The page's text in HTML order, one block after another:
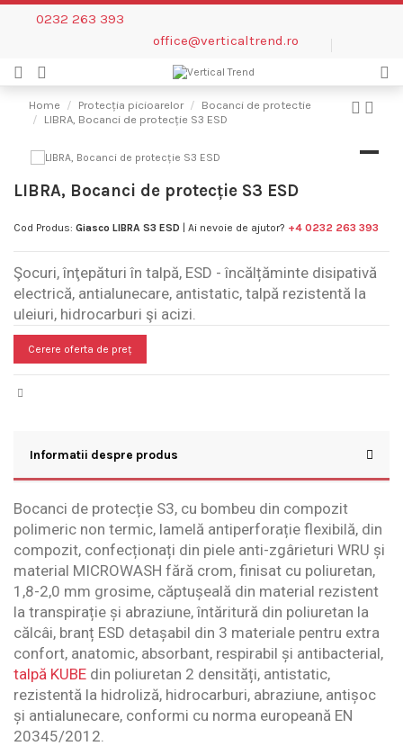
0232 263 393
office@verticaltrend.ro
Home Protecția picioarelor
Bocanci de protectie
LIBRA, Bocanci de protecție S3 ESD
LIBRA, Bocanci de protecție S3 ESD
Cod Produs: Giasco LIBRA S3 ESD | Ai nevoie de ajutor? +4 0232 263 393
Şocuri, înţepături în talpă, ESD - încălțăminte disipativă
electrică, antialunecare, antistatic, talpă rezistentă la
uleiuri, hidrocarburi şi acizi.
Cerere oferta de preț
Informatii despre produs
Bocanci de protecție S3, cu bombeu din compozit
polimeric non termic, lamelă antiperforație flexibilă, din
compozit, confecționați din piele anti-zgârieturi WRU și
material MICROWASH fără crom, finisat cu poliuretan,
1,8-2,0 mm grosime, căptușeală din material rezistent
la transpirație și abraziune, întăritură din poliuretan la
călcâi, branț ESD detașabil din 3 materiale pentru extra
confort, anatomic, absorbant, respirabil și antibacterial,
talpă KUBE din poliuretan 2 densități, antistatic,
rezistentă la hidroliză, hidrocarburi, abraziune, antișoc
și antialunecare, conformi cu norma europeană EN
20345/2012.